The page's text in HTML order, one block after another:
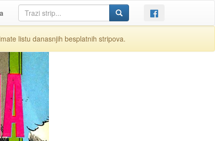
listu danasnjih besplatnih stripova.